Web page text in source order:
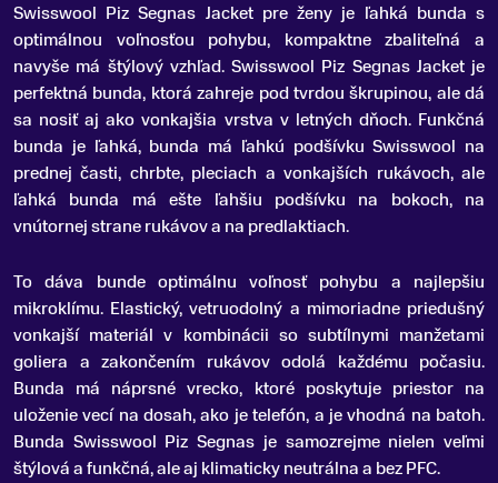
Swisswool Piz Segnas Jacket pre ženy je ľahká bunda s
optimálnou voľnosťou pohybu, kompaktne zbaliteľná a
navyše má štýlový vzhľad.Swisswool Piz Segnas Jacket je
perfektná bunda, ktorá zahreje pod tvrdou škrupinou, ale dá
sa nosiť aj ako vonkajšia vrstva v letných dňoch. Funkčná
bunda je ľahká, bunda má ľahkú podšívku Swisswool na
prednej časti, chrbte, pleciach a vonkajších rukávoch, ale
ľahká bunda má ešte ľahšiu podšívku na bokoch, na
vnútornej strane rukávov a na predlaktiach.
To dáva bunde optimálnu voľnosť pohybu a najlepšiu
mikroklímu. Elastický, vetruodolný a mimoriadne priedušný
vonkajší materiál v kombinácii so subtílnymi manžetami
goliera a zakončením rukávov odolá každému počasiu.
Bunda má náprsné vrecko, ktoré poskytuje priestor na
uloženie vecí na dosah, ako je telefón, a je vhodná na batoh.
Bunda Swisswool Piz Segnas je samozrejme nielen veľmi
štýlová a funkčná, ale aj klimaticky neutrálna a bez PFC.